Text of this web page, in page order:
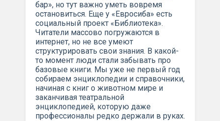
бар», но тут важно уметь вовремя
остановиться. Еще у «Евросиба» есть
социальный проект «Библиотека».
Читатели массово погружаются в
интернет, но не все умеют
структурировать свои знания. В какой-
то момент люди стали забывать про
базовые книги. Мы уже не первый год
собираем энциклопедии и справочники,
начиная с книг о животном мире и
заканчивая театральной
энциклопедией, которую даже
профессионалы редко держали в руках.